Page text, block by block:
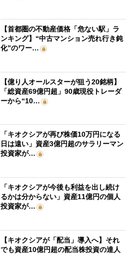
【首都圏の不動産価格「危ない駅」ラ
ンキング】“中古マンション売れ行き鈍
化”のワー…
【億り人オールスターが狙う20銘柄】
「総資産69億円超」90歳現役トレーダ
ーから“10…
「キオクシアが再び株価10万円になる
日は遠い」資産3億円超のサラリーマン
投資家が…
「キオクシアが今後も利益を出し続け
るかは分からない」資産11億円の個人
投資家が…
【キオクシアが「配当」導入へ】それ
でも資産10億円超の配当株投資の達人